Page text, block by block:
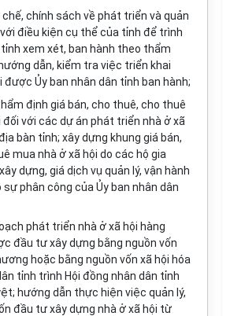
chính sách về phát triển và quản
điều kiện cụ thể của tỉnh để trình
tỉnh xem xét, ban hành theo thẩm
dẫn, kiểm tra việc triển khai
Ủy ban nhân dân tỉnh ban hành;
định giá bán, cho thuê, cho thuê
đối với các dự án phát triển nhà ở xã
bàn tỉnh; xây dựng khung giá bán,
mua nhà ở xã hội do các hộ gia
dựng, giá dịch vụ quản lý, vận hành
phân công của Ủy ban nhân dân
phát triển nhà ở xã hội hàng
đầu tư xây dựng bằng nguồn vốn
hoặc bằng nguồn vốn xã hội hóa
tỉnh trình Hội đồng nhân dân tỉnh
hướng dẫn thực hiện việc quản lý,
đầu tư xây dựng nhà ở xã hội từ